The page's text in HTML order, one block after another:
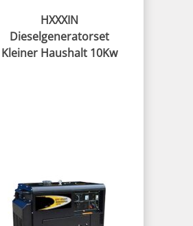
HXXXIN
Dieselgeneratorset
Kleiner Haushalt 10Kw